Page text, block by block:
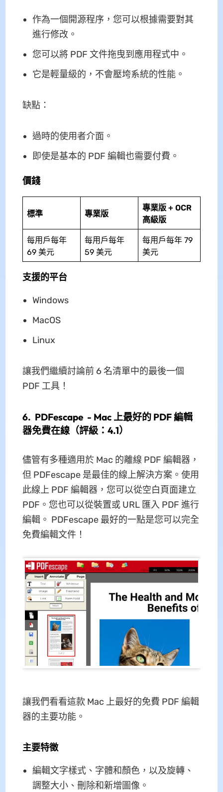
作為一個開源程序，您可以根據需要對其
進行修改。
您可以將 PDF 文件拖曳到應用程式中。
它是輕量級的，不會壓垮系統的性能。
缺點：
過時的使用者介面。
即使是基本的 PDF 編輯也需要付費。
價錢
標準 專業版
專業版 + OCR
高級版
每用戶每年
69 美元
每用戶每年
59 美元
每用戶每年 79
美元
支援的平台
Windows
MacOS
Linux
讓我們繼續討論前 6 名清單中的最後一個
PDF 工具！
6. PDFescape - Mac 上最好的 PDF 編輯
器免費在線（評級：4.1）
儘管有多種適用於 Mac 的離線 PDF 編輯器，
但 PDFescape 是最佳的線上解決方案。使用
此線上 PDF 編輯器，您可以從空白頁面建立
PDF。您也可以從裝置或 URL 匯入 PDF 進行
編輯。 PDFescape 最好的一點是您可以完全
免費編輯文件！
讓我們看看這款 Mac 上最好的免費 PDF 編輯
器的主要功能。
主要特徵
編輯文字樣式、字體和顏色，以及旋轉、
調整大小、刪除和新增圖像。